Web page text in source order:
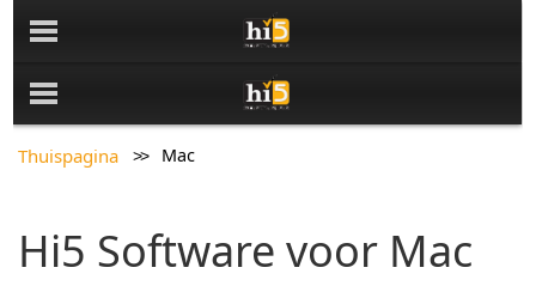
Thuispagina Mac
Hi5 Software voor Mac